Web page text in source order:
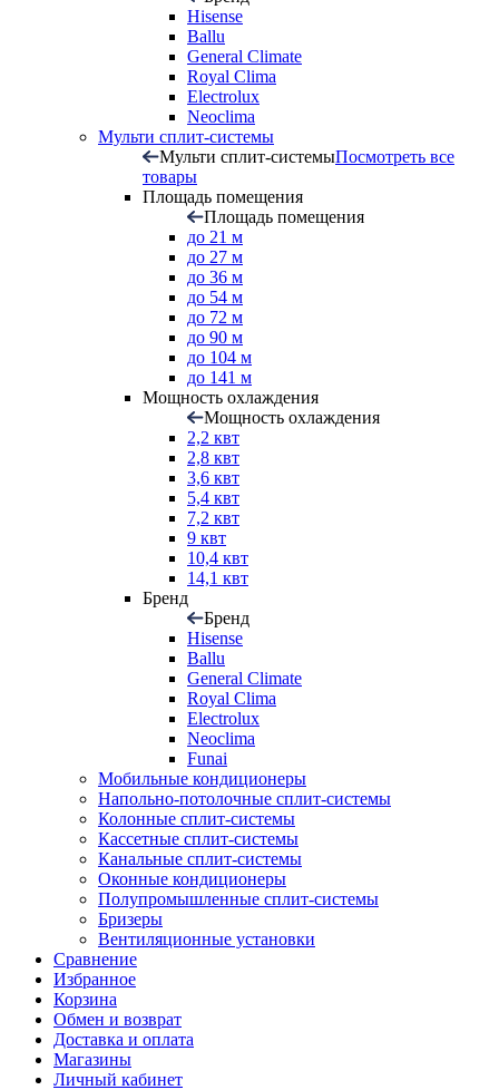
Hisense
Ballu
General Climate
Royal Clima
Electrolux
Neoclima
Мульти сплит-системы
Мульти сплит-системыПосмотреть все
товары
Площадь помещения
Площадь помещения
до 21 м
до 27 м
до 36 м
до 54 м
до 72 м
до 90 м
до 104 м
до 141 м
Мощность охлаждения
Мощность охлаждения
2,2 квт
2,8 квт
3,6 квт
5,4 квт
7,2 квт
9 квт
10,4 квт
14,1 квт
Бренд
Бренд
Hisense
Ballu
General Climate
Royal Clima
Electrolux
Neoclima
Funai
Мобильные кондиционеры
Напольно-потолоч​ные ​сплит-системы
Колонные ​​сплит-системы
Кассетные сплит-системы
Канальные сплит-системы
Оконные кондиционеры
Полупромышленные сплит-системы
Бризеры
Вентиляционные установки
Сравнение
Избранное
Корзина
Обмен и возврат
Доставка и оплата
Магазины
Личный кабинет